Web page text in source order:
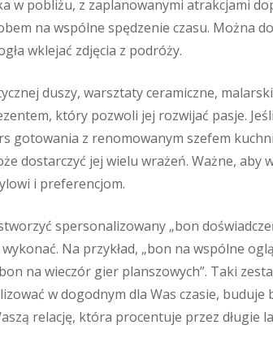
w pobliżu, z zaplanowanymi atrakcjami
na wspólne spędzenie czasu. Można
wklejać zdjęcia z podróży.
duszy, warsztaty ceramiczne,
który pozwoli jej rozwijać pasje.
gotowania z renomowanym szefem
dostarczyć jej wielu wrażeń. Ważne, aby
i preferencjom.
spersonalizowany „bon
Na przykład, „bon na wspólne
na wieczór gier planszowych”. Taki
w dogodnym dla Was czasie,
relację, która procentuje przez długie